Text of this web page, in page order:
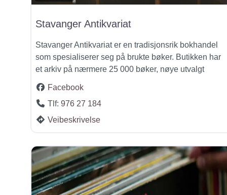
Stavanger Antikvariat
Stavanger Antikvariat er en tradisjonsrik bokhandel
som spesialiserer seg på brukte bøker. Butikken har
et arkiv på nærmere 25 000 bøker, nøye utvalgt
Facebook
Tlf: 976 27 184
Veibeskrivelse